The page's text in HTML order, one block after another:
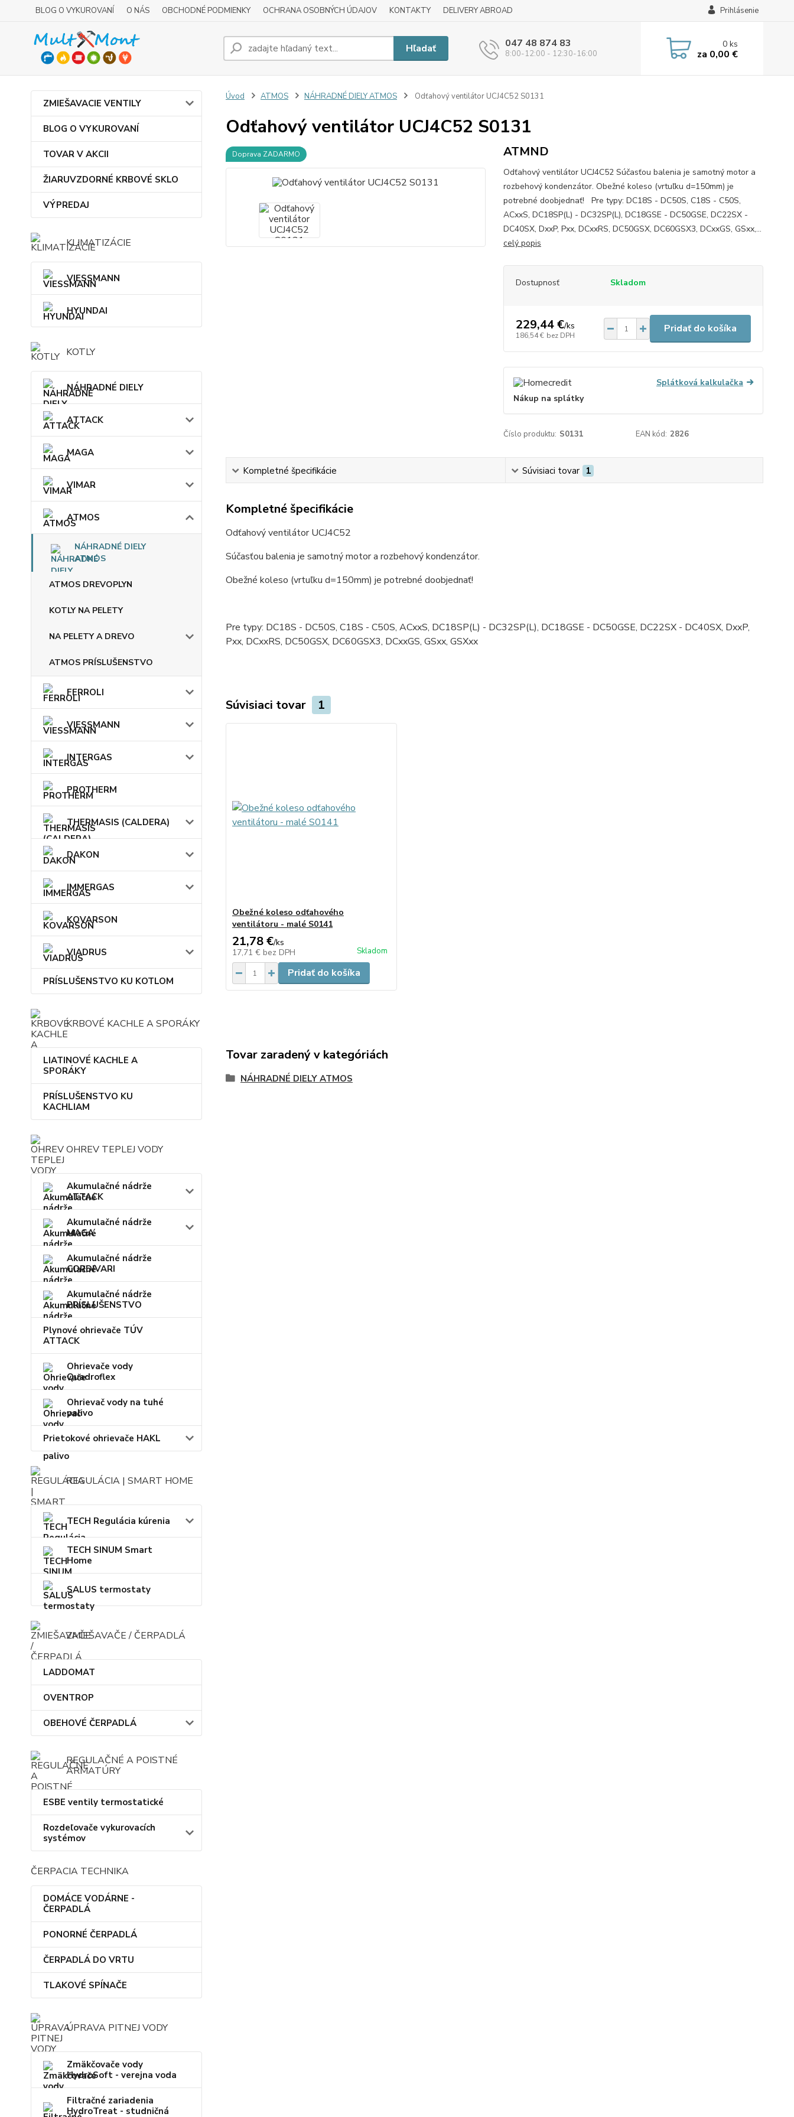
BLOG O VYKUROVANÍ O NÁS OBCHODNÉ PODMIENKY OCHRANA OSOBNÝCH ÚDAJOV KONTAKTY DELIVERY ABROAD Prihlásenie
Hľadať 047 48 874 83
8:00-12:00 - 12:30-16:00
0ks
za 0,00 €
ZMIEŠAVACIE VENTILY
BLOG O VYKUROVANÍ
TOVAR V AKCII
ŽIARUVZDORNÉ KRBOVÉ SKLO
VÝPREDAJ
KLIMATIZÁCIE
VIESSMANN
HYUNDAI
KOTLY
NÁHRADNÉ DIELY
ATTACK
MAGA
VIMAR
ATMOS
NÁHRADNÉ DIELY
ATMOS
ATMOS DREVOPLYN
KOTLY NA PELETY
NA PELETY A DREVO
ATMOS PRÍSLUŠENSTVO
FERROLI
VIESSMANN
INTERGAS
PROTHERM
THERMASIS (CALDERA)
DAKON
IMMERGAS
KOVARSON
VIADRUS
PRÍSLUŠENSTVO KU KOTLOM
KRBOVÉ KACHLE A SPORÁKY
LIATINOVÉ KACHLE A
SPORÁKY
PRÍSLUŠENSTVO KU
KACHLIAM
OHREV TEPLEJ VODY
Akumulačné nádrže
ATTACK
Akumulačné nádrže
MAGA
Akumulačné nádrže
CORDIVARI
Akumulačné nádrže
PRÍSLUŠENSTVO
Plynové ohrievače TÚV
ATTACK
Ohrievače vody
Quadroflex
Ohrievač vody na tuhé
palivo
Prietokové ohrievače HAKL
REGULÁCIA | SMART HOME
TECH Regulácia kúrenia
TECH SINUM Smart
Home
SALUS termostaty
ZMIEŠAVAČE / ČERPADLÁ
LADDOMAT
OVENTROP
OBEHOVÉ ČERPADLÁ
REGULAČNÉ A POISTNÉ
ARMATÚRY
ESBE ventily termostatické
Rozdeľovače vykurovacích
systémov
ČERPACIA TECHNIKA
DOMÁCE VODÁRNE -
ČERPADLÁ
PONORNÉ ČERPADLÁ
ČERPADLÁ DO VRTU
TLAKOVÉ SPÍNAČE
ÚPRAVA PITNEJ VODY
Zmäkčovače vody
HydroSoft - verejna voda
Filtračné zariadenia
HydroTreat - studničná
Úvod ATMOS NÁHRADNÉ DIELY ATMOS Odťahový ventilátor UCJ4C52 S0131
Odťahový ventilátor UCJ4C52 S0131
Doprava ZADARMO ATMND
Odťahový ventilátor UCJ4C52 Súčasťou balenia je samotný motor a
rozbehový kondenzátor. Obežné koleso (vrtuľku d=150mm) je
potrebné doobjednať! Pre typy: DC18S - DC50S, C18S - C50S,
ACxxS, DC18SP(L) - DC32SP(L), DC18GSE - DC50GSE, DC22SX -
DC40SX, DxxP, Pxx, DCxxRS, DC50GSX, DC60GSX3, DCxxGS, GSxx,...
celý popis
Dostupnosť Skladom
229,44 €/ks
186,54 € bez DPH
Pridať do košíka
Splátková kalkulačka
Nákup na splátky
Číslo produktu: S0131 EAN kód: 2826
Kompletné špecifikácie Súvisiaci tovar 1
Kompletné špecifikácie
Odťahový ventilátor UCJ4C52
Súčasťou balenia je samotný motor a rozbehový kondenzátor.
Obežné koleso (vrtuľku d=150mm) je potrebné doobjednať!
Pre typy: DC18S - DC50S, C18S - C50S, ACxxS, DC18SP(L) - DC32SP(L), DC18GSE - DC50GSE, DC22SX - DC40SX, DxxP,
Pxx, DCxxRS, DC50GSX, DC60GSX3, DCxxGS, GSxx, GSXxx
Súvisiaci tovar 1
Obežné koleso odťahového
ventilátoru - malé S0141
21,78 €/ks
17,71 € bez DPH Skladom
Pridať do košíka
Tovar zaradený v kategóriách
NÁHRADNÉ DIELY ATMOS